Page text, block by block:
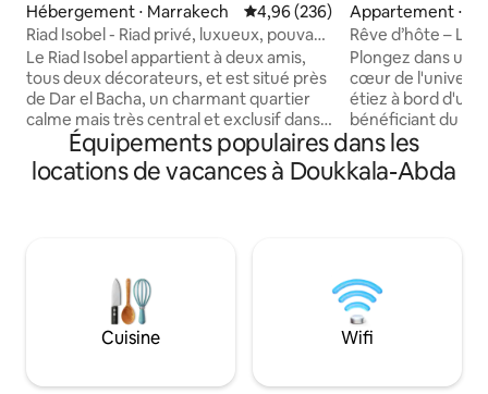
Hébergement ⋅ Marrakech Évaluation moyenne sur la
4,96 (236)
Riad Isobel - Riad privé, luxueux, pouvant
accueillir 8 personnes, avec piscine
Le Riad Isobel appartient à deux amis,
tous deux décorateurs, et est situé près
de Dar el Bacha, un charmant quartier
calme mais très central et exclusif dans
la Médina. Entièrement rénové selon les
normes les plus élevées et conçu pour
ressembler à votre propre boutique-
individuel et climatisation. Récemment
nommé dans le Top 42 Best AirBnbs with
Pools by Condé Nast Traveller. Service
de conciergerie fourni.
Appartement ⋅ El
Rêve d’hôte – Le
de l’océan
Plongez dans
cœur de l'univers
étiez à bord d'un
bénéficiant du
d’une maison.
situé au coeur du
la mer,vous offre
marbre sable d’or
mer et insuffle
Équipements populaires dans les
locations de vacances à Doukkala-Abda
Cuisine Wifi